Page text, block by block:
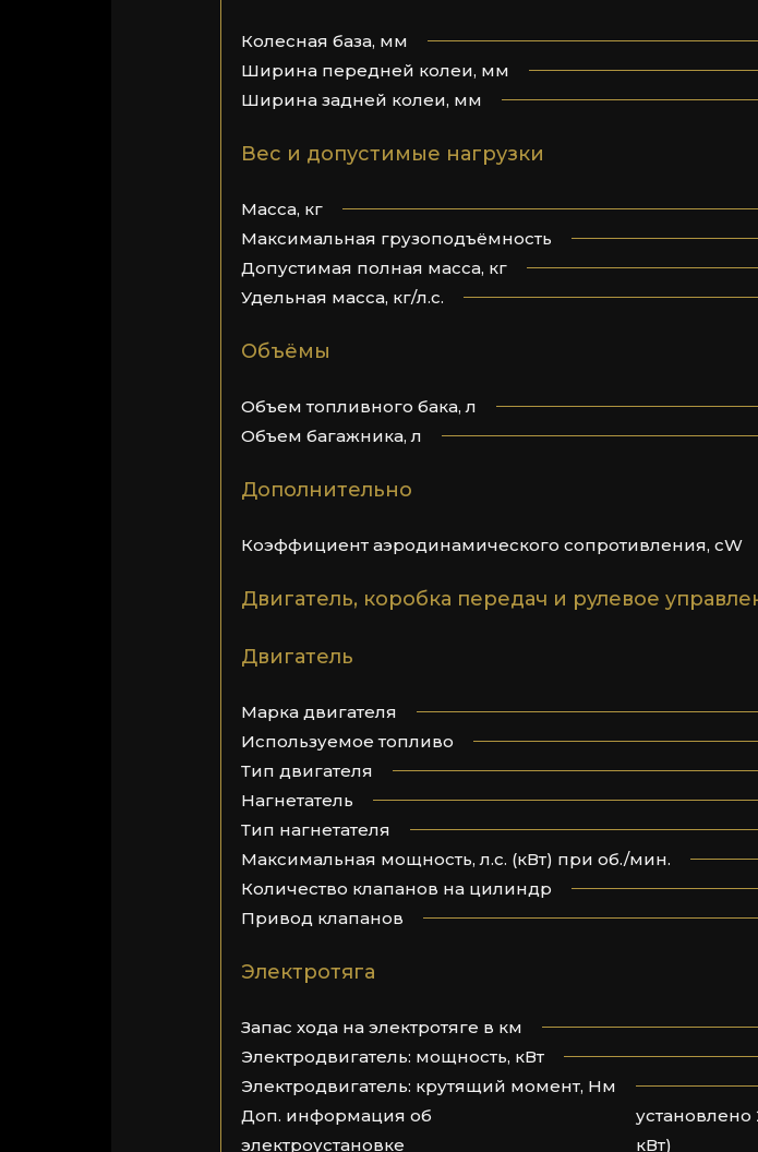
Колесная база, мм
Ширина передней колеи, мм
Ширина задней колеи, мм
Вес и допустимые нагрузки
Масса, кг
Максимальная грузоподъёмность
Допустимая полная масса, кг
Удельная масса, кг/л.с.
Объёмы
Объем топливного бака, л
Объем багажника, л
Дополнительно
Коэффициент аэродинамического сопротивления, cW
Двигатель, коробка передач и рулевое
Двигатель
Марка двигателя
Используемое топливо
Тип двигателя
Нагнетатель
Тип нагнетателя
Максимальная мощность, л.с. (кВт) при об./мин.
Количество клапанов на цилиндр
Привод клапанов
Электротяга
Запас хода на электротяге в км
Электродвигатель: мощность, кВт
Электродвигатель: крутящий момент, Нм
Доп. информация об
электроустановке
установлено
кВт)